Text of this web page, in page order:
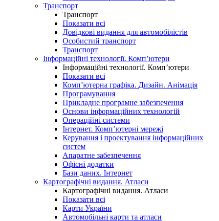
Транспорт
Транспорт
Показати всі
Довідкові видання для автомобілістів
Особистий транспорт
Транспорт
Інформаційні технології. Комп’ютери
Інформаційні технології. Комп’ютери
Показати всі
Комп’ютерна графіка. Дизайн. Анімація
Програмування
Прикладне програмне забезпечення
Основи інформаційних технологій
Операційні системи
Інтернет. Комп’ютерні мережі
Керування і проектування інформаційних
систем
Апаратне забезпечення
Офісні додатки
Бази даних. Інтернет
Картографічні видання. Атласи
Картографічні видання. Атласи
Показати всі
Карти України
Автомобільні карти та атласи